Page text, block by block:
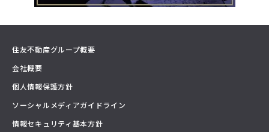
住友不動産グループ概要
会社概要
個人情報保護方針
ソーシャルメディアガイドライン
情報セキュリティ基本方針